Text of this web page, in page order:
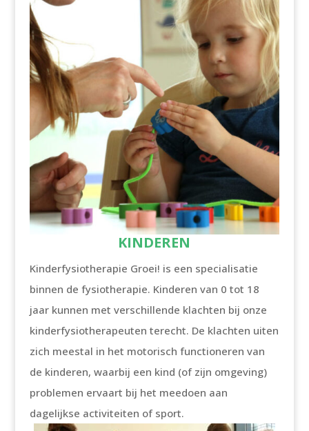
KINDEREN
Kinderfysiotherapie Groei! is een specialisatie
binnen de fysiotherapie. Kinderen van 0 tot 18
jaar kunnen met verschillende klachten bij onze
kinderfysiotherapeuten terecht. De klachten uiten
zich meestal in het motorisch functioneren van
de kinderen, waarbij een kind (of zijn omgeving)
problemen ervaart bij het meedoen aan
dagelijkse activiteiten of sport.